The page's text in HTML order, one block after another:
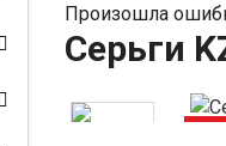
Произошла
Серьги
-5%